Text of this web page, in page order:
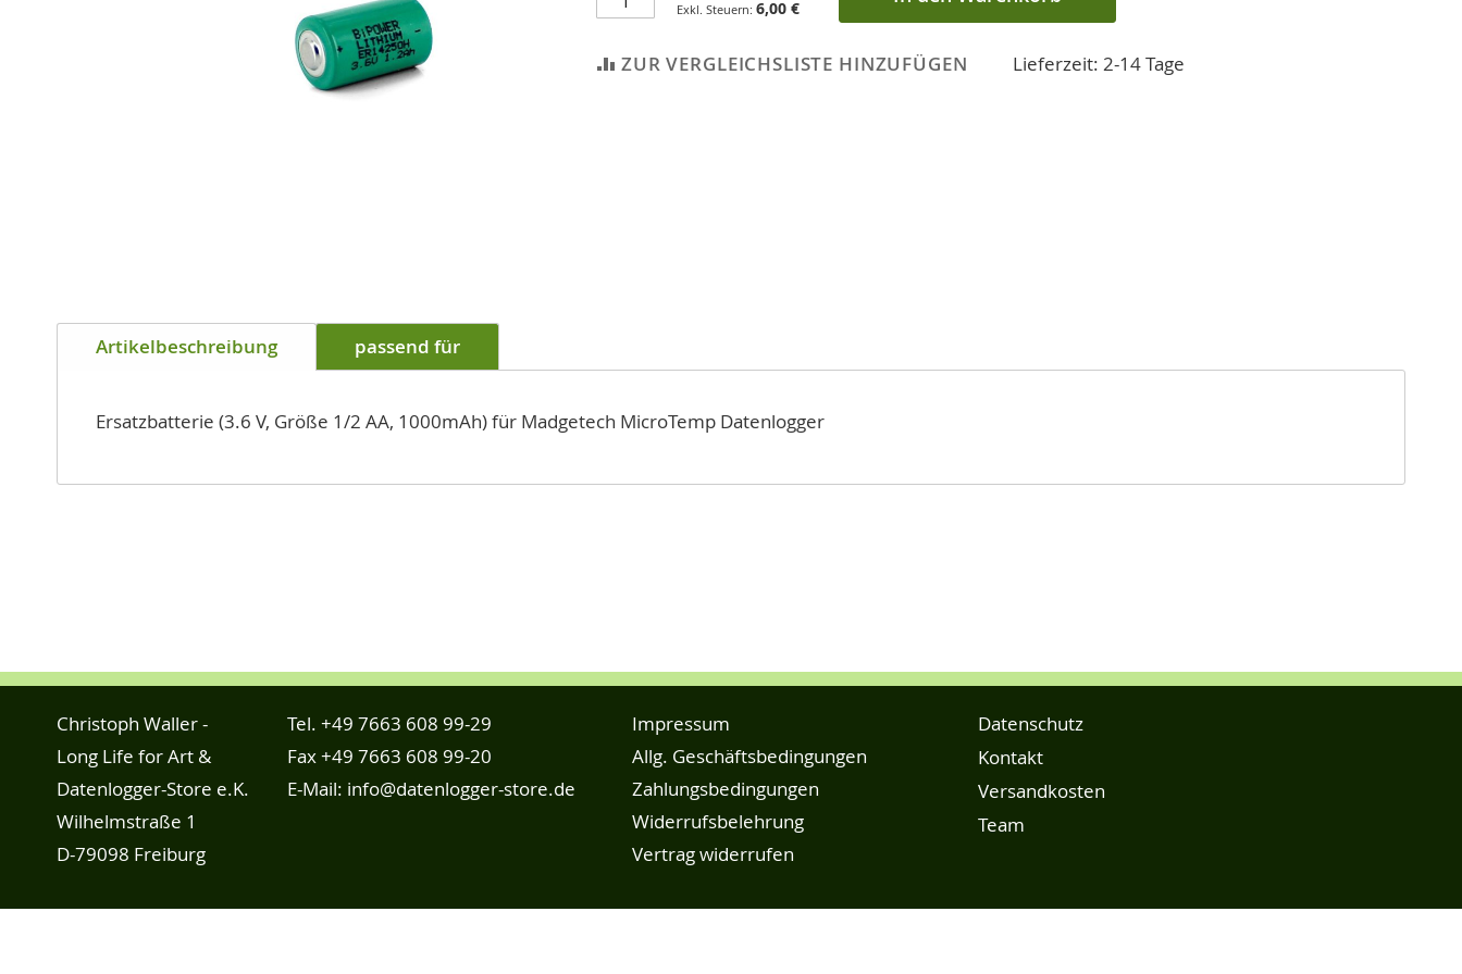
Anfang
springen
6,00 €
ZUR VERGLEICHSLISTE HINZUFÜGEN Lieferzeit: 2-14 Tage
Artikelbeschreibung passend für
Ersatzbatterie (3.6 V, Größe 1/2 AA, 1000mAh) für Madgetech MicroTemp Datenlogger
Christoph Waller -
Long Life for Art &
Datenlogger-Store e.K.
Wilhelmstraße 1
D-79098 Freiburg
Tel. +49 7663 608 99-29
Fax +49 7663 608 99-20
E-Mail: info@datenlogger-store.de
Impressum
Allg. Geschäftsbedingungen
Zahlungsbedingungen
Widerrufsbelehrung
Vertrag widerrufen
Datenschutz
Kontakt
Versandkosten
Team